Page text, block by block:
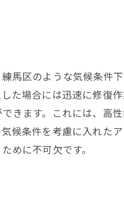
馬区のような気候条件
場合には迅速に修復作
きます。これには、高
候条件を考慮に入れた
めに不可欠です。